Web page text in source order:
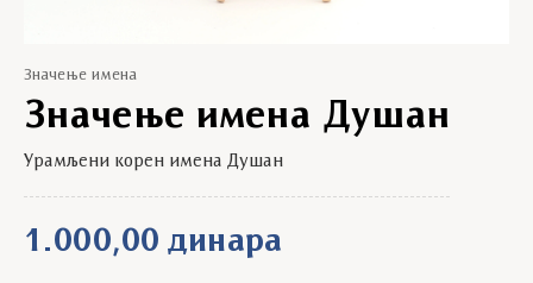
Значење имена
Значење имена Душан
1.000,00динара
Урамљени корен имена Душан